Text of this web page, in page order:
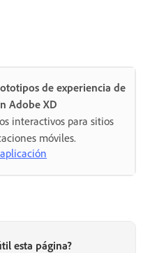
de experiencia de
Adobe XD
interactivos para sitios
móviles.
esta página?